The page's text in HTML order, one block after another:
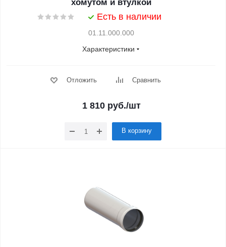
хомутом и втулкой
Есть в наличии
01.11.000.000
Характеристики
Отложить Сравнить
1 810руб./шт
В корзину